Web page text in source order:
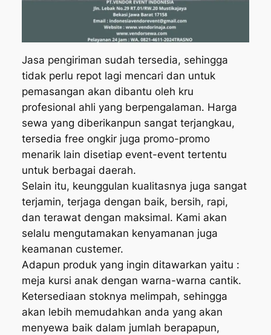
Jasa pengiriman sudah tersedia, sehingga
tidak perlu repot lagi mencari dan untuk
pemasangan akan dibantu oleh kru
profesional ahli yang berpengalaman. Harga
sewa yang diberikanpun sangat terjangkau,
tersedia free ongkir juga promo-promo
menarik lain disetiap event-event tertentu
untuk berbagai daerah.
Selain itu, keunggulan kualitasnya juga sangat
terjamin, terjaga dengan baik, bersih, rapi,
dan terawat dengan maksimal. Kami akan
selalu mengutamakan kenyamanan juga
keamanan custemer.
Adapun produk yang ingin ditawarkan yaitu :
meja kursi anak dengan warna-warna cantik.
Ketersediaan stoknya melimpah, sehingga
akan lebih memudahkan anda yang akan
menyewa baik dalam jumlah berapapun,